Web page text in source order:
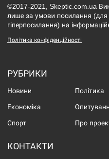
©2017-2021, Skeptic.com.ua
лише за умови посилання (для
гіперпосилання) на
Політика конфіденційності
РУБРИКИ
Новини Політика
Економіка
Спорт Про
КОНТАКТИ